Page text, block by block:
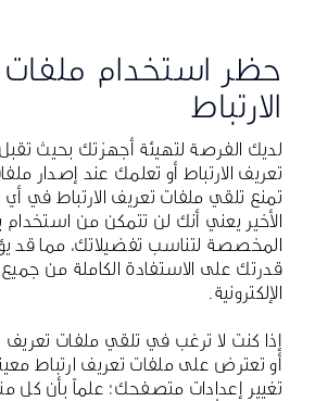
حظر استخدام ملفات
الارتباط
لديك الفرصة لتهيئة أجهزتك بحيث
تعريف الارتباط أو تعلمك عند إصدار
تمنع تلقي ملفات تعريف الارتباط في أي
الأخير يعني أنك لن تتمكن من
المخصصة لتناسب تفضيلاتك، مما قد
قدرتك على الاستفادة الكاملة من جميع
الإلكترونية.
إذا كنت لا ترغب في تلقي ملفات تعريف
أو تعترض على ملفات تعريف ارتباط
تغيير إعدادات متصفحك؛ علماً بأن